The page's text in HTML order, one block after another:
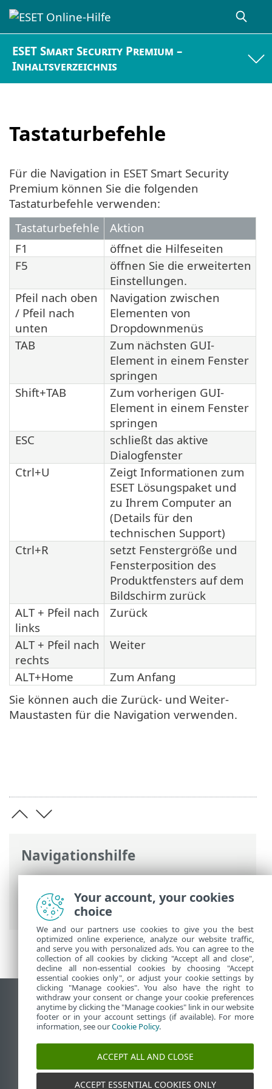
ESET Smart Security Premium –
Inhaltsverzeichnis
Tastaturbefehle
Navigationshilfe
ESET Online-Hilfe>ESET Smart Security
Premium
>Erste Schritte >
Tastaturbefehle
Für die Navigation in ESET Smart Security
Premium können Sie die folgenden
Tastaturbefehle verwenden:
Tastaturbefehle
Aktion
F1
öffnet die Hilfeseiten
F5
öffnen Sie die erweiterten
Einstellungen.
Pfeil nach oben
/ Pfeil nach
unten
Navigation zwischen
Elementen von
Dropdownmenüs
TAB
Zum nächsten GUI-
Element in einem Fenster
springen
Shift+TAB
Zum vorherigen GUI-
Element in einem Fenster
springen
ESC
schließt das aktive
Dialogfenster
Ctrl+U
Zeigt Informationen zum
ESET Lösungspaket und
zu Ihrem Computer an
(Details für den
technischen Support)
Ctrl+R
setzt Fenstergröße und
Fensterposition des
Produktfensters auf dem
Bildschirm zurück
ALT + Pfeil nach
links
Zurück
ALT + Pfeil nach
rechts
Weiter
ALT+Home
Zum Anfang
Sie können auch die Zurück- und Weiter-
Maustasten für die Navigation verwenden.
Desktop-Site anzeigen
End of Life
ESET Knowledgebase
ESET-Forum
ESET Status Portal
Regionaler Support
Your account, your cookies
choice
We and our partners use cookies to give you the best
optimized online experience, analyze our website traffic,
and serve you with personalized ads. You can agree to the
collection of all cookies by clicking "Accept all and close",
decline all non-essential cookies by choosing "Accept
essential cookies only", or adjust your cookie settings by
clicking "Manage cookies". You also have the right to
withdraw your consent or change your cookie preferences
anytime by clicking the "Manage cookies" link in our website
footer or in your account settings (if available). For more
information, see ourCookie Policy.
ACCEPT ALL AND CLOSE
ACCEPT ESSENTIAL COOKIES ONLY